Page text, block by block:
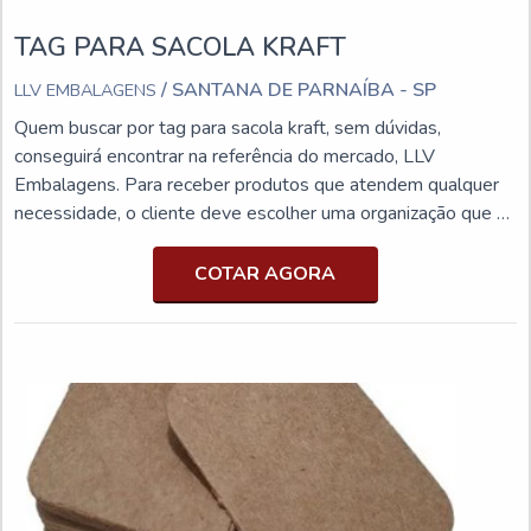
TAG PARA SACOLA KRAFT
LLV EMBALAGENS / SANTANA DE PARNAÍBA - SP
Quem buscar por tag para sacola kraft, sem dúvidas,
conseguirá encontrar na referência do mercado, LLV
Embalagens. Para receber produtos que atendem qualquer
necessidade, o cliente deve escolher uma organização que se
destaque por um bom suporte pré-venda e tenha ampla
experiência no ramo.Quando a procura é por tag para sacola
kraft, com os profissionais da LLV Embalagens o cliente
encontrará proteção e diversas opções de pagamento
SACOLA KRAFTA LLV Embalagens objetiva sua energia em
criar para cada cliente uma estrutura com escritório de alta
qualidade onde são realizadas as atividades e equipamentos
de última geração, tudo isso para que se tenha tag para
sacola kraft com precisão.Há muitas maneiras eficientes de
COTAR AGORA